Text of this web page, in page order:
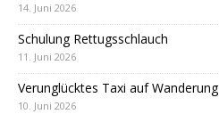
14. Juni 2026
Schulung Rettugsschlauch
11. Juni 2026
Verunglücktes Taxi auf Wanderung
10. Juni 2026